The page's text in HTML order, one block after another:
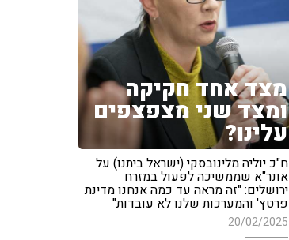
מצד אחד חקיקה
ומצד שני מצפצפים
עלינו?
ח"כ יוליה מלינובסקי (ישראל ביתנו) על
אונר"א שממשיכה לפעול במזרח
ירושלים: "זה מראה עד כמה אנחנו מדינת
פרטץ' והמערכות שלנו לא עובדות"
20/02/2025